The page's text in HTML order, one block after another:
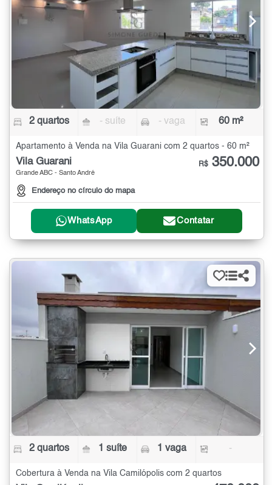
2 quartos - suíte - vaga 60 m²
Apartamento à Venda na Vila Guarani com 2 quartos - 60 m²
Vila Guarani
Grande ABC - Santo André
Endereço no círculo do mapa
R$ 350.000
WhatsApp Contatar
2 quartos 1 suíte 1 vaga -
Cobertura à Venda na Vila Camilópolis com 2 quartos